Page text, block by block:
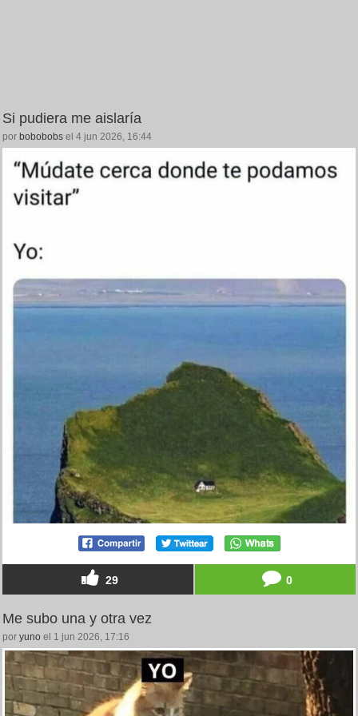
Si pudiera me aislaría
por bobobobs el 4 jun 2026, 16:44
29 0
Me subo una y otra vez
por yuno el 1 jun 2026, 17:16